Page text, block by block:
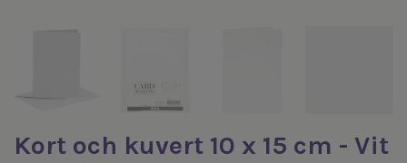
Kort och kuvert 10 x 15 cm - Vit